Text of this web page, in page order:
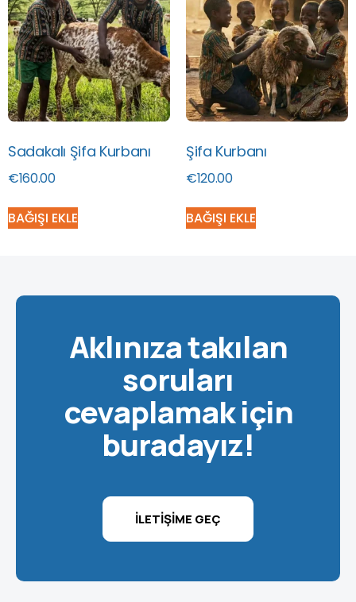
Sadakalı Şifa Kurbanı
€160.00
BAĞIŞI EKLE
Şifa Kurbanı
€120.00
BAĞIŞI EKLE
Aklınıza takılan
soruları
cevaplamak için
buradayız!
İLETIŞIME GEÇ